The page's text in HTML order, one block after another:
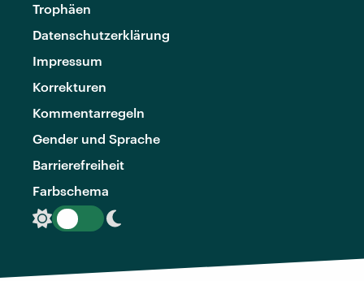
Trophäen
Datenschutzerklärung
Impressum
Korrekturen
Kommentarregeln
Gender und Sprache
Barrierefreiheit
Farbschema